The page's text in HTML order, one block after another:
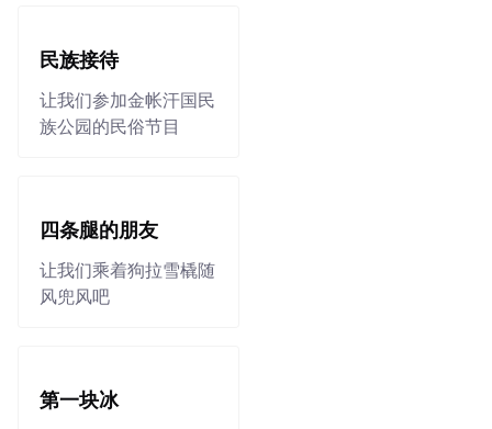
民族接待
让我们参加金帐汗国民
族公园的民俗节目
四条腿的朋友
让我们乘着狗拉雪橇随
风兜风吧
第一块冰